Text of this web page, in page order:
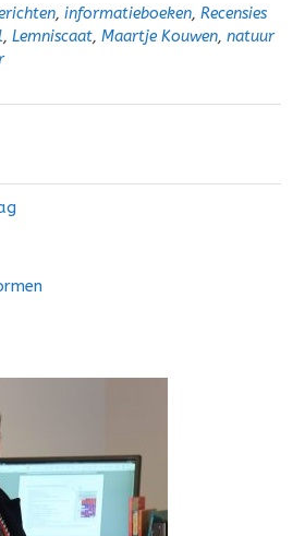
, informatieboeken, Recensies
, Lemniscaat, Maartje Kouwen, natuur